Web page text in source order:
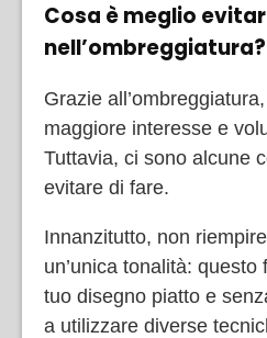
Cosa è meglio
nell’ombreggiatura?
Grazie
maggiore interesse e
Tuttavia, ci sono alcune
evitare di fare.
Innanzitutto, non
un’unica tonalità:
tuo disegno piatto e
a utilizzare diverse